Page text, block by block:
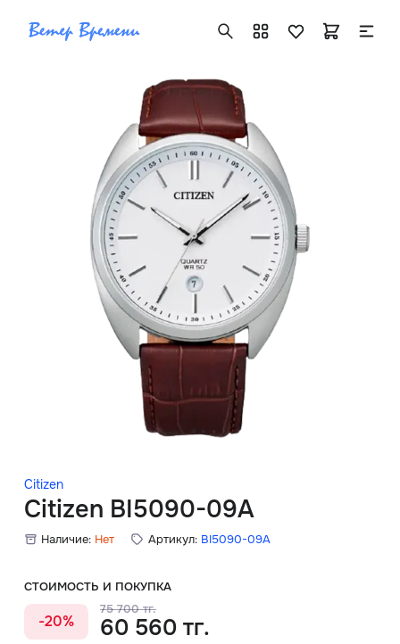
Citizen
Citizen BI5090-09A
Наличие: Нет Артикул: BI5090-09A
СТОИМОСТЬ И ПОКУПКА
-20%
75 700 тг.
60 560 тг.
+7 ( 705 ) 181-42-50
info@vetervremeni.kz
Авторизация
Каталог
Мужские часы
Женские часы
Скидки
Главная
О нас
Доставка и оплата